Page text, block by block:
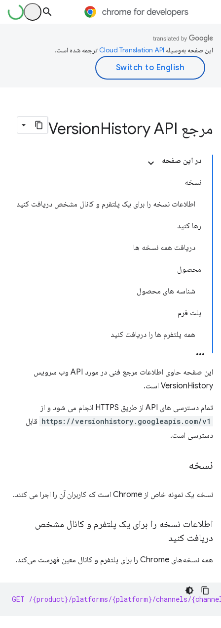
این صفحه به‌وسیله ترجمه شده است.
مرجع Version History API
در این صفحه
نسخه
اطلاعات نسخه را برای یک پلتفرم و کانال مشخص دریافت کنید
رها کنید
دریافت همه نسخه ها
محصول
شناسه های محصول
پلت فرم
همه پلتفرم ها را دریافت کنید
این صفحه حاوی اطلاعات مرجع فنی در مورد API وب سرویس
VersionHistory است.
تمام دسترسی های API از طریق HTTPS انجام می شود و از
https://versionhistory.googleapis.com/v1 قابل
دسترسی است.
نسخه
نسخه یک نمونه خاص از Chrome است که کاربران آن را اجرا می کنند.
اطلاعات نسخه را برای یک پلتفرم و کانال مشخص
دریافت کنید
همه نسخه‌های Chrome را برای پلتفرم و کانال معین فهرست می‌کند.
GET /{product}/platforms/{platform}/channels/